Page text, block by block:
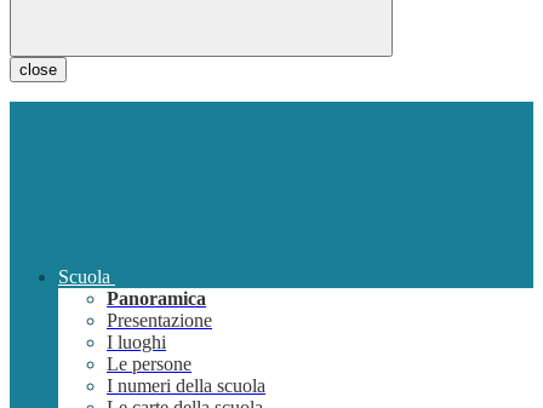
close
Scuola
Panoramica
Presentazione
I luoghi
Le persone
I numeri della scuola